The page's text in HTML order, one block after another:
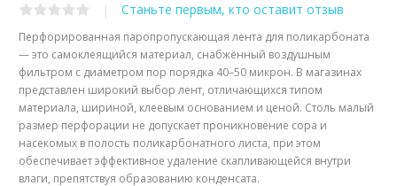
|
Станьте первым, кто оставит отзыв
Перфорированная паропропускающая лента для поликарбоната
— это самоклеящийся материал, снабжённый воздушным
фильтром с диаметром пор порядка 40–50 микрон. В магазинах
представлен широкий выбор лент, отличающихся типом
материала, шириной, клеевым основанием и ценой. Столь малый
размер перфорации не допускает проникновение сора и
насекомых в полость поликарбонатного листа, при этом
обеспечивает эффективное удаление скапливающейся внутри
влаги, препятствуя образованию конденсата.